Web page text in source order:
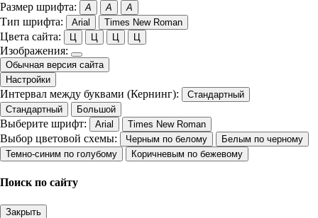
Размер шрифта: A A A
Тип шрифта: Arial Times New Roman
Цвета сайта: Ц Ц Ц Ц
Изображения:
Обычная версия сайта
Настройки
Интервал между буквами (Кернинг):
Стандартный
Стандартный
Большой
Выберите шрифт: Arial Times New Roman
Выбор цветовой схемы: Черным по белому
Белым по черному
Темно-синим по голубому
Коричневым по бежевому
Поиск по сайту
Закрыть